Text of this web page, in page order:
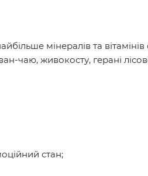
мінералів та
чаю, живокосту, герані
стан;